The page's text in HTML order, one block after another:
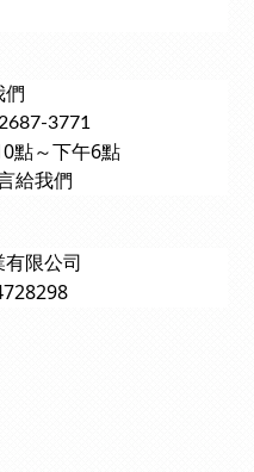
們
3771
點～下午6點
給我們
限公司